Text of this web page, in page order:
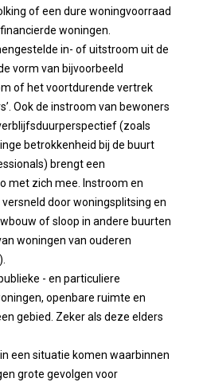
of een dure woningvoorraad
woningen.
in- of uitstroom uit de
vorm van bijvoorbeeld
of het voortdurende vertrek
Ook de instroom van bewoners
(zoals
betrokkenheid bij de buurt
brengt een
met zich mee. Instroom en
door woningsplitsing en
of sloop in andere buurten
woningen van ouderen
- en particuliere
openbare ruimte en
gebied. Zeker als deze elders
een situatie komen waarbinnen
grote gevolgen voor